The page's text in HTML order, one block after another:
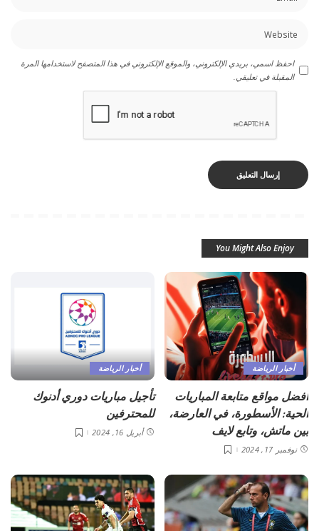
احفظ اسمي، بريدي الإلكتروني، والموقع الإلكتروني في هذا المتصفح لاستخدامها المرة
المقبلة في تعليقي.
You Might Also Enjoy
أخبار الرياضة
أفضل مواقع متابعة المباريات
الحية: الأسطورة، في العارضة،
بين ماتش، وتابع لايف
نوفمبر 17, 2024
أخبار الرياضة
تأجيل مباريات دوري أدنوك
للمحترفين
أبريل 16, 2024